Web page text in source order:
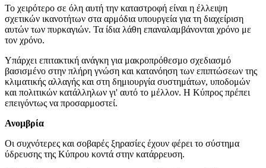
Το χειρότερο σε όλη αυτή την καταστροφή είναι η έλλειψη
σχετικών ικανοτήτων στα αρμόδια υπουργεία για τη διαχείριση
αυτών των πυρκαγιών. Τα ίδια λάθη επαναλαμβάνονται χρόνο με
τον χρόνο.
Υπάρχει επιτακτική ανάγκη για μακροπρόθεσμο σχεδιασμό
βασισμένο στην πλήρη γνώση και κατανόηση των επιπτώσεων της
κλιματικής αλλαγής και στη δημιουργία συστημάτων, υποδομών
και πολιτικών κατάλληλων γι' αυτό το μέλλον. Η Κύπρος πρέπει
επειγόντως να προσαρμοστεί.
Ανομβρία
Οι συχνότερες και σοβαρές ξηρασίες έχουν φέρει το σύστημα
ύδρευσης της Κύπρου κοντά στην κατάρρευση.